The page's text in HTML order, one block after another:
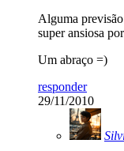
Alguma
super ansiosa
Um abraço =)
responder
29/11/2010